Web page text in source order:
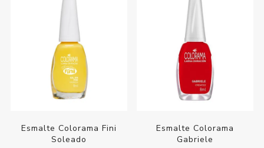
Esmalte Colorama Fini
Soleado
Esmalte Colorama
Gabriele